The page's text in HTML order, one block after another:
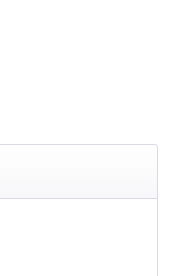
A320/A321